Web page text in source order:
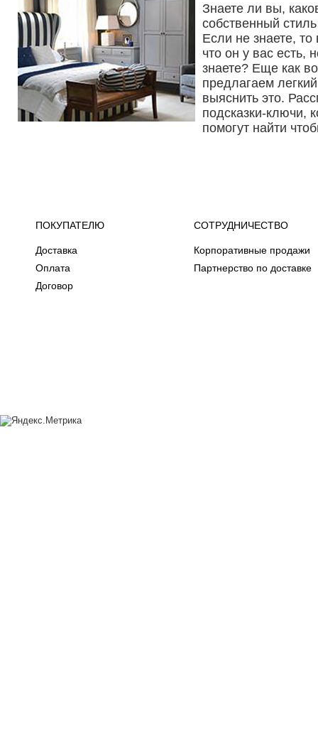
Знаете ли вы,
собственный
Если не знаете,
что он у вас есть,
знаете? Еще как
предлагаем
выяснить это.
подсказки-ключи,
помогут найти
ПОКУПАТЕЛЮ
Доставка
Оплата
Договор
СОТРУДНИЧЕСТВО
Корпоративные продажи
Партнерство по доставке